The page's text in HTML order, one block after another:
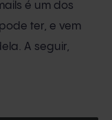
é um dos
ter, e vem
A seguir,